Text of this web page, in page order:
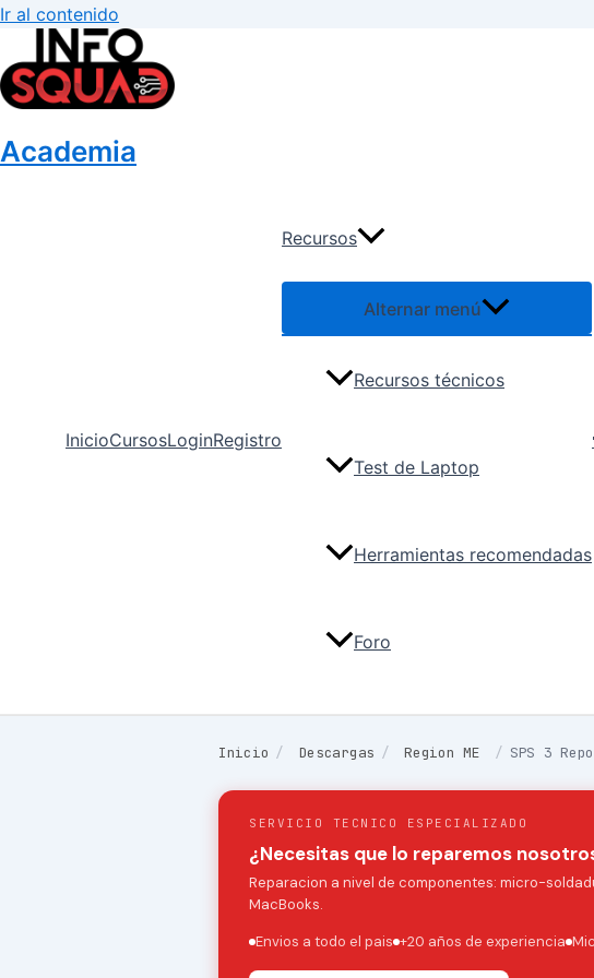
Ir al contenido
Academia
InicioCursosLoginRegistro
Recursos
Alternar menú
Recursos técnicos
Test de Laptop
Herramientas recomendadas
Foro
Inicio / Descargas / Region ME / SPS 3
SERVICIO TECNICO ESPECIALIZADO
¿Necesitas que lo reparemos
Reparacion a nivel de componentes: micro-
MacBooks.
Envios a todo el pais +20 años de experiencia